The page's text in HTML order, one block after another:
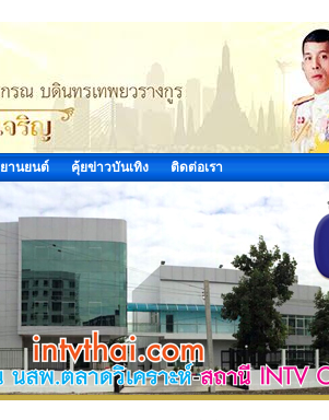
ยานยนต์ คุ้ยข่าวบันเทิง ติดต่อเรา